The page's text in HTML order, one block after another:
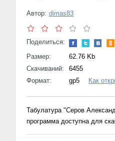
Автор: dimas83
Поделиться:
Размер:
62.76 Kb
Скачиваний:
6455
Формат:
gp5 Как
Табулатура "Серов
программа доступна для